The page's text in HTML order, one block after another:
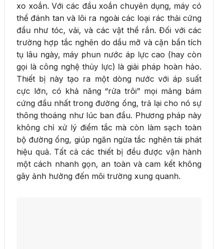
xo xoắn. Với các đầu xoắn chuyên dụng, máy có
thể đánh tan và lôi ra ngoài các loại rác thải cứng
đầu như tóc, vải, và các vật thể rắn. Đối với các
trường hợp tắc nghẽn do dầu mỡ và cặn bẩn tích
tụ lâu ngày, máy phun nước áp lực cao (hay còn
gọi là công nghệ thủy lực) là giải pháp hoàn hảo.
Thiết bị này tạo ra một dòng nước với áp suất
cực lớn, có khả năng “rửa trôi” mọi mảng bám
cứng đầu nhất trong đường ống, trả lại cho nó sự
thông thoáng như lúc ban đầu. Phương pháp này
không chỉ xử lý điểm tắc mà còn làm sạch toàn
bộ đường ống, giúp ngăn ngừa tắc nghẽn tái phát
hiệu quả. Tất cả các thiết bị đều được vận hành
một cách nhanh gọn, an toàn và cam kết không
gây ảnh hưởng đến môi trường xung quanh.